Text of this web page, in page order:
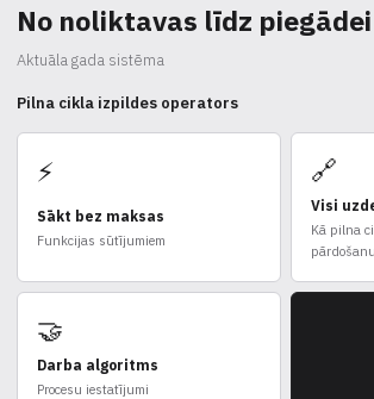
No noliktavas līdz piegādei
Aktuāla gada sistēma
Pilna cikla izpildes operators
⚡
Sākt bez maksas
Funkcijas sūtījumiem
🔗
Visi
Kā pilna
pārdošanu
🤝
Darba algoritms
Procesu iestatījumi